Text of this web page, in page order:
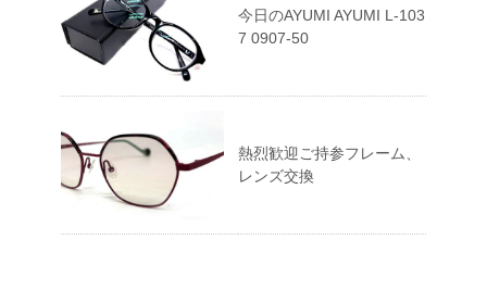
今日のAYUMI AYUMI L-103
7 0907-50
熱烈歓迎ご持参フレーム、
レンズ交換